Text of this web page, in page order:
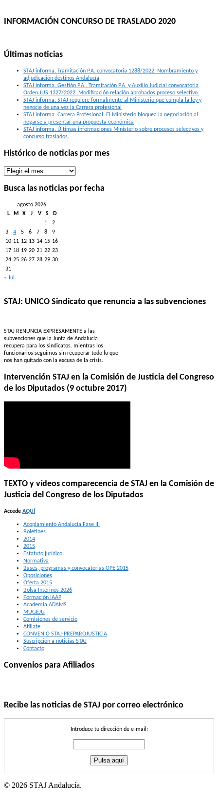
INFORMACIÓN CONCURSO DE TRASLADO 2020
Últimas noticias
STAJ informa. Tramitación P.A. convocatoria 1288/2022. Nombramiento y
adjudicación destinos Andalucía
STAJ informa. Gestión P.A., Tramitación P.A. y Auxilio Judicial convocatoria
Orden JUS 1327/2022. Modificación relación aprobados proceso selectivo.
STAJ informa. STAJ requiere formalmente al Ministerio que cumpla la ley y
negocie de una vez la Carrera profesional
STAJ informa. Carrera Profesional: El Ministerio bloquea la negociación al
negarse a presentar una propuesta económica
STAJ informa. Últimas informaciones Ministerio sobre procesos selectivos y
concurso traslados.
Histórico de noticias por mes
Histórico
de
noticias
por
Busca las noticias por fecha
agosto 2026
L
M X J V S
D
1
2
3
4 5 6 7 8
9
10 11 12 13 14 15 16
17 18 19 20 21 22 23
24 25 26 27 28 29 30
31
« Jul
STAJ: UNICO Sindicato que renuncia a las subvenciones
STAJ RENUNCIA EXPRESAMENTE a las
subvenciones que la Junta de Andalucía
recupera para los sindicatos. mientras los
funcionarios seguimos sin recuperar todo lo que
nos han quitado con la excusa de la crisis.
Intervención STAJ en la Comisión de Justicia del Congreso
de los Diputados (9 octubre 2017)
TEXTO y vídeos comparecencia de STAJ en la Comisión de
Justicia del Congreso de los Diputados
Accede AQUÍ
Acoplamiento Andalucía Fase III
Boletines
2014
2015
Estatuto jurídico
Normativa
Bases, programas y convocatorias OPE 2015
Oposiciones
Oferta 2015
Bolsa Interinos 2026
Formación IAAP
Academia ADAMS
MUGEJU
Comisiones de servicio
Afíliate
CONVENIO STAJ-PREPAROJUSTICIA
Suscripción a noticias STAJ
Contacto
Convenios para Afiliados
Recibe las noticias de STAJ por correo electrónico
Introduce tu dirección de e-mail:
© 2026 STAJ Andalucía.